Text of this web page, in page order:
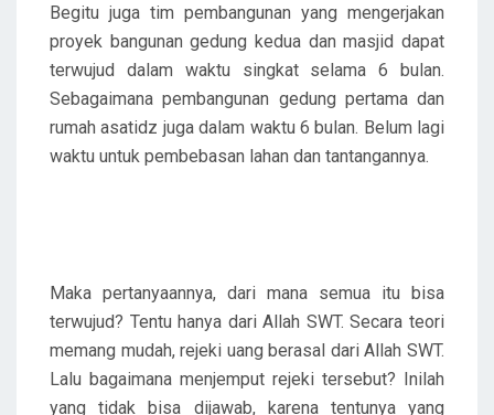
Begitu juga tim pembangunan yang mengerjakan
proyek bangunan gedung kedua dan masjid dapat
terwujud dalam waktu singkat selama 6 bulan.
Sebagaimana pembangunan gedung pertama dan
rumah asatidz juga dalam waktu 6 bulan. Belum lagi
waktu untuk pembebasan lahan dan tantangannya.
Maka pertanyaannya, dari mana semua itu bisa
terwujud? Tentu hanya dari Allah SWT. Secara teori
memang mudah, rejeki uang berasal dari Allah SWT.
Lalu bagaimana menjemput rejeki tersebut? Inilah
yang tidak bisa dijawab, karena tentunya yang